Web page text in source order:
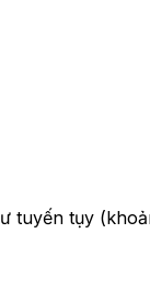
tụy